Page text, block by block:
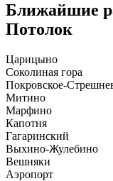
Ближайшие
Потолок
Царицыно
Соколиная гора
Покровское-
Митино
Марфино
Капотня
Гагаринский
Выхино-Жулебино
Вешняки
Аэропорт